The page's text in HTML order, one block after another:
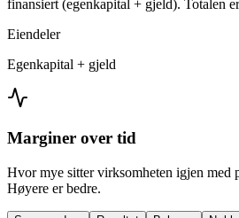
finansiert (egenkapital + gjeld). Totalen
Eiendeler
Egenkapital + gjeld
Marginer over tid
Hvor mye sitter virksomheten igjen med
Høyere er bedre.